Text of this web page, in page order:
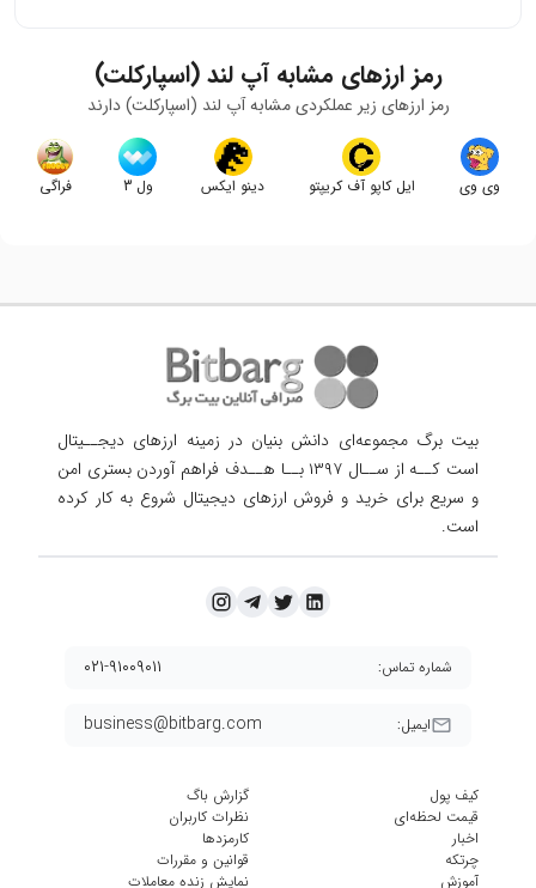
رمز ارزهای مشابهآپ لند (اسپارکلت)
رمز ارزهای زیر عملکردی مشابهآپ لند (اسپارکلت)دارند
وی وی ایل کاپو آف کریپتو دینو ایکس ول 3 فراگی
بیت برگ مجموعه‌ای دانش بنیان در زمینه ارزهای دیجــیتال
است کــه از ســال ۱۳۹۷ بــا هــدف فراهم آوردن
بستری امن
و سریع برای خرید و فروش ارزهای دیجیتال شروع به کار کرده
است.
ایمیل: business@bitbarg.com
شماره تماس: ۰۲۱-۹۱۰۰۹۰۱۱
کیف پول
قیمت لحظه‌ای
اخبار
چرتکه
آموزش
گزارش باگ
نظرات کاربران
کارمزد‌ها
قوانین و مقررات
نمایش زنده معاملات